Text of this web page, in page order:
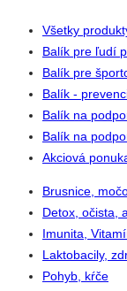
Všetky
Balík pre ľudí
Balík pre
Balík -
Balík na
Balík na
Akciová
Brusnice,
Detox, očista,
Imunita,
Laktobacily,
Pohyb, kŕče